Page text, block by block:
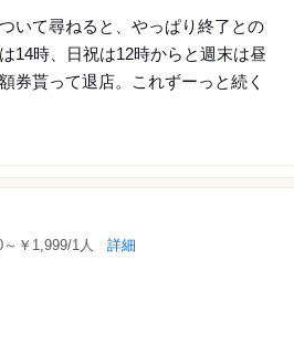
いて尋ねると、やっぱり終了との
14時、日祝は12時からと週末は昼
券貰って退店。これずーっと続く
～￥1,999/1人 詳細